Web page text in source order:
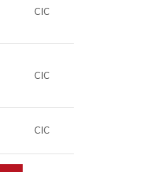
CIC
CIC
CIC